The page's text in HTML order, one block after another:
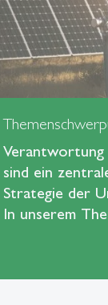
Verantwortung
sind ein
Strategie der
In unserem